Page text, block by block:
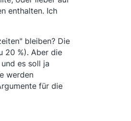
enthalten. Ich
bleiben? Die
20 %). Aber die
es soll ja
werden
für die